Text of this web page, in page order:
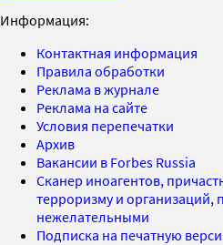
Информация:
Контактная информация
Правила обработки
Реклама в журнале
Реклама на сайте
Условия перепечатки
Архив
Вакансии в Forbes Russia
Сканер иноагентов,
терроризму и организаций,
нежелательными
Подписка на печатную